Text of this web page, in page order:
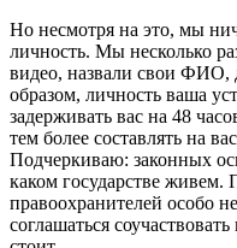
Но несмотря на это, мы
личность. Мы несколько
видео, назвали свои ФИО,
образом, личность ваша
задерживать вас на 48
тем более составлять на
Подчеркиваю: законных
каком государстве живем.
правоохранителей особо
соглашаться